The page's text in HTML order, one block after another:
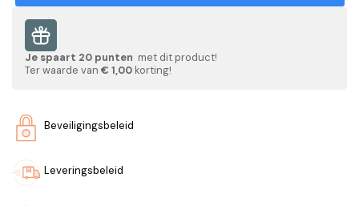
Je spaart 20 punten met dit product!
Ter waarde van € 1,00 korting!
Beveiligingsbeleid
Leveringsbeleid